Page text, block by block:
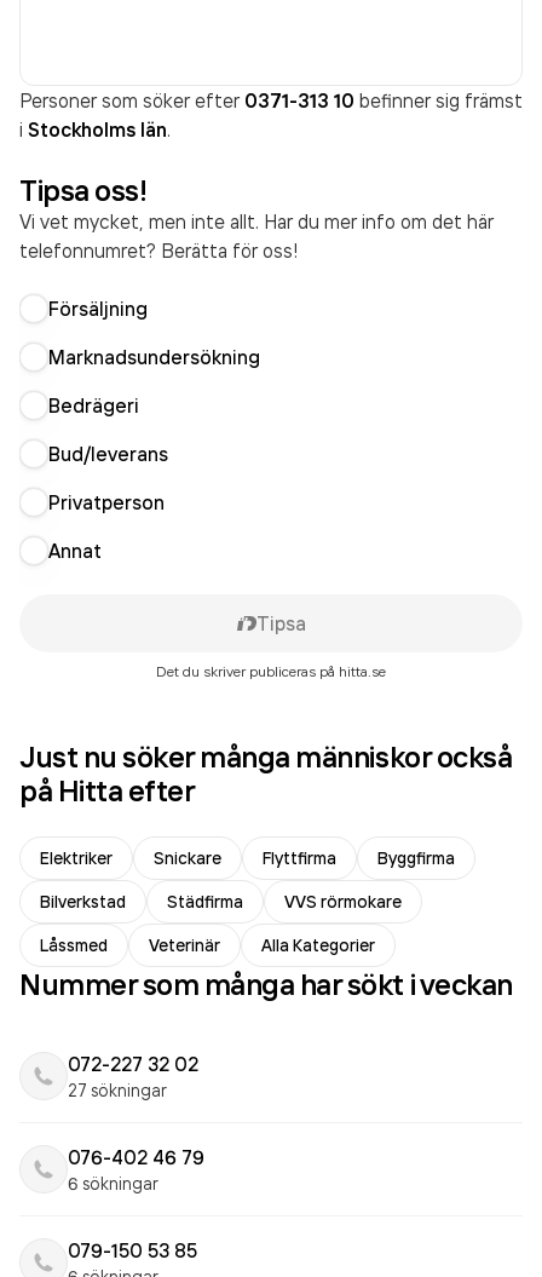
Personer som söker efter 0371-313 10 befinner sig främst
i Stockholms län.
Tipsa oss!
Vi vet mycket, men inte allt. Har du mer info om det här
telefonnumret? Berätta för oss!
Försäljning
Marknadsundersökning
Bedrägeri
Bud/leverans
Privatperson
Annat
Tipsa
Det du skriver publiceras på hitta.se
Just nu söker många människor också
på Hitta efter
Elektriker Snickare Flyttfirma
Byggfirma
Bilverkstad
Städfirma
VVS rörmokare
Låssmed
Veterinär Alla Kategorier
Nummer som många har sökt i veckan
072-227 32 02
27 sökningar
076-402 46 79
6 sökningar
079-150 53 85